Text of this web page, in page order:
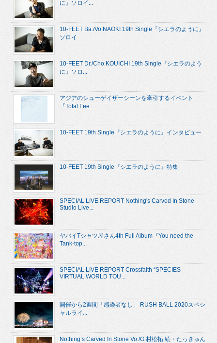
に』ソロイ...
10-FEET Ba./Vo.NAOKI 19th Single『シエラのように』
ソロイ...
10-FEET Dr./Cho.KOUICHI 19th Single『シエラのよう
に』ソロ...
アジアのシューゲイザーシーンを牽引するイベント
『Total Fee...
10-FEET 19th Single『シエラのように』インタビュー
10-FEET 19th Single『シエラのように』特集
SPECIAL LIVE REPORT Nothing's Carved In Stone
Studio Live...
ヤバイTシャツ屋さん4th Full Album『You need the
Tank-top...
SPECIAL LIVE REPORT Crossfaith “SPECIES
VIRTUAL WORLD TOU...
開催から2週間「感染者なし」 RUSH BALL 2020スペシ
ャルライ...
Nothing’s Carved In Stone Vo./G.村松拓 続・たっきゅん